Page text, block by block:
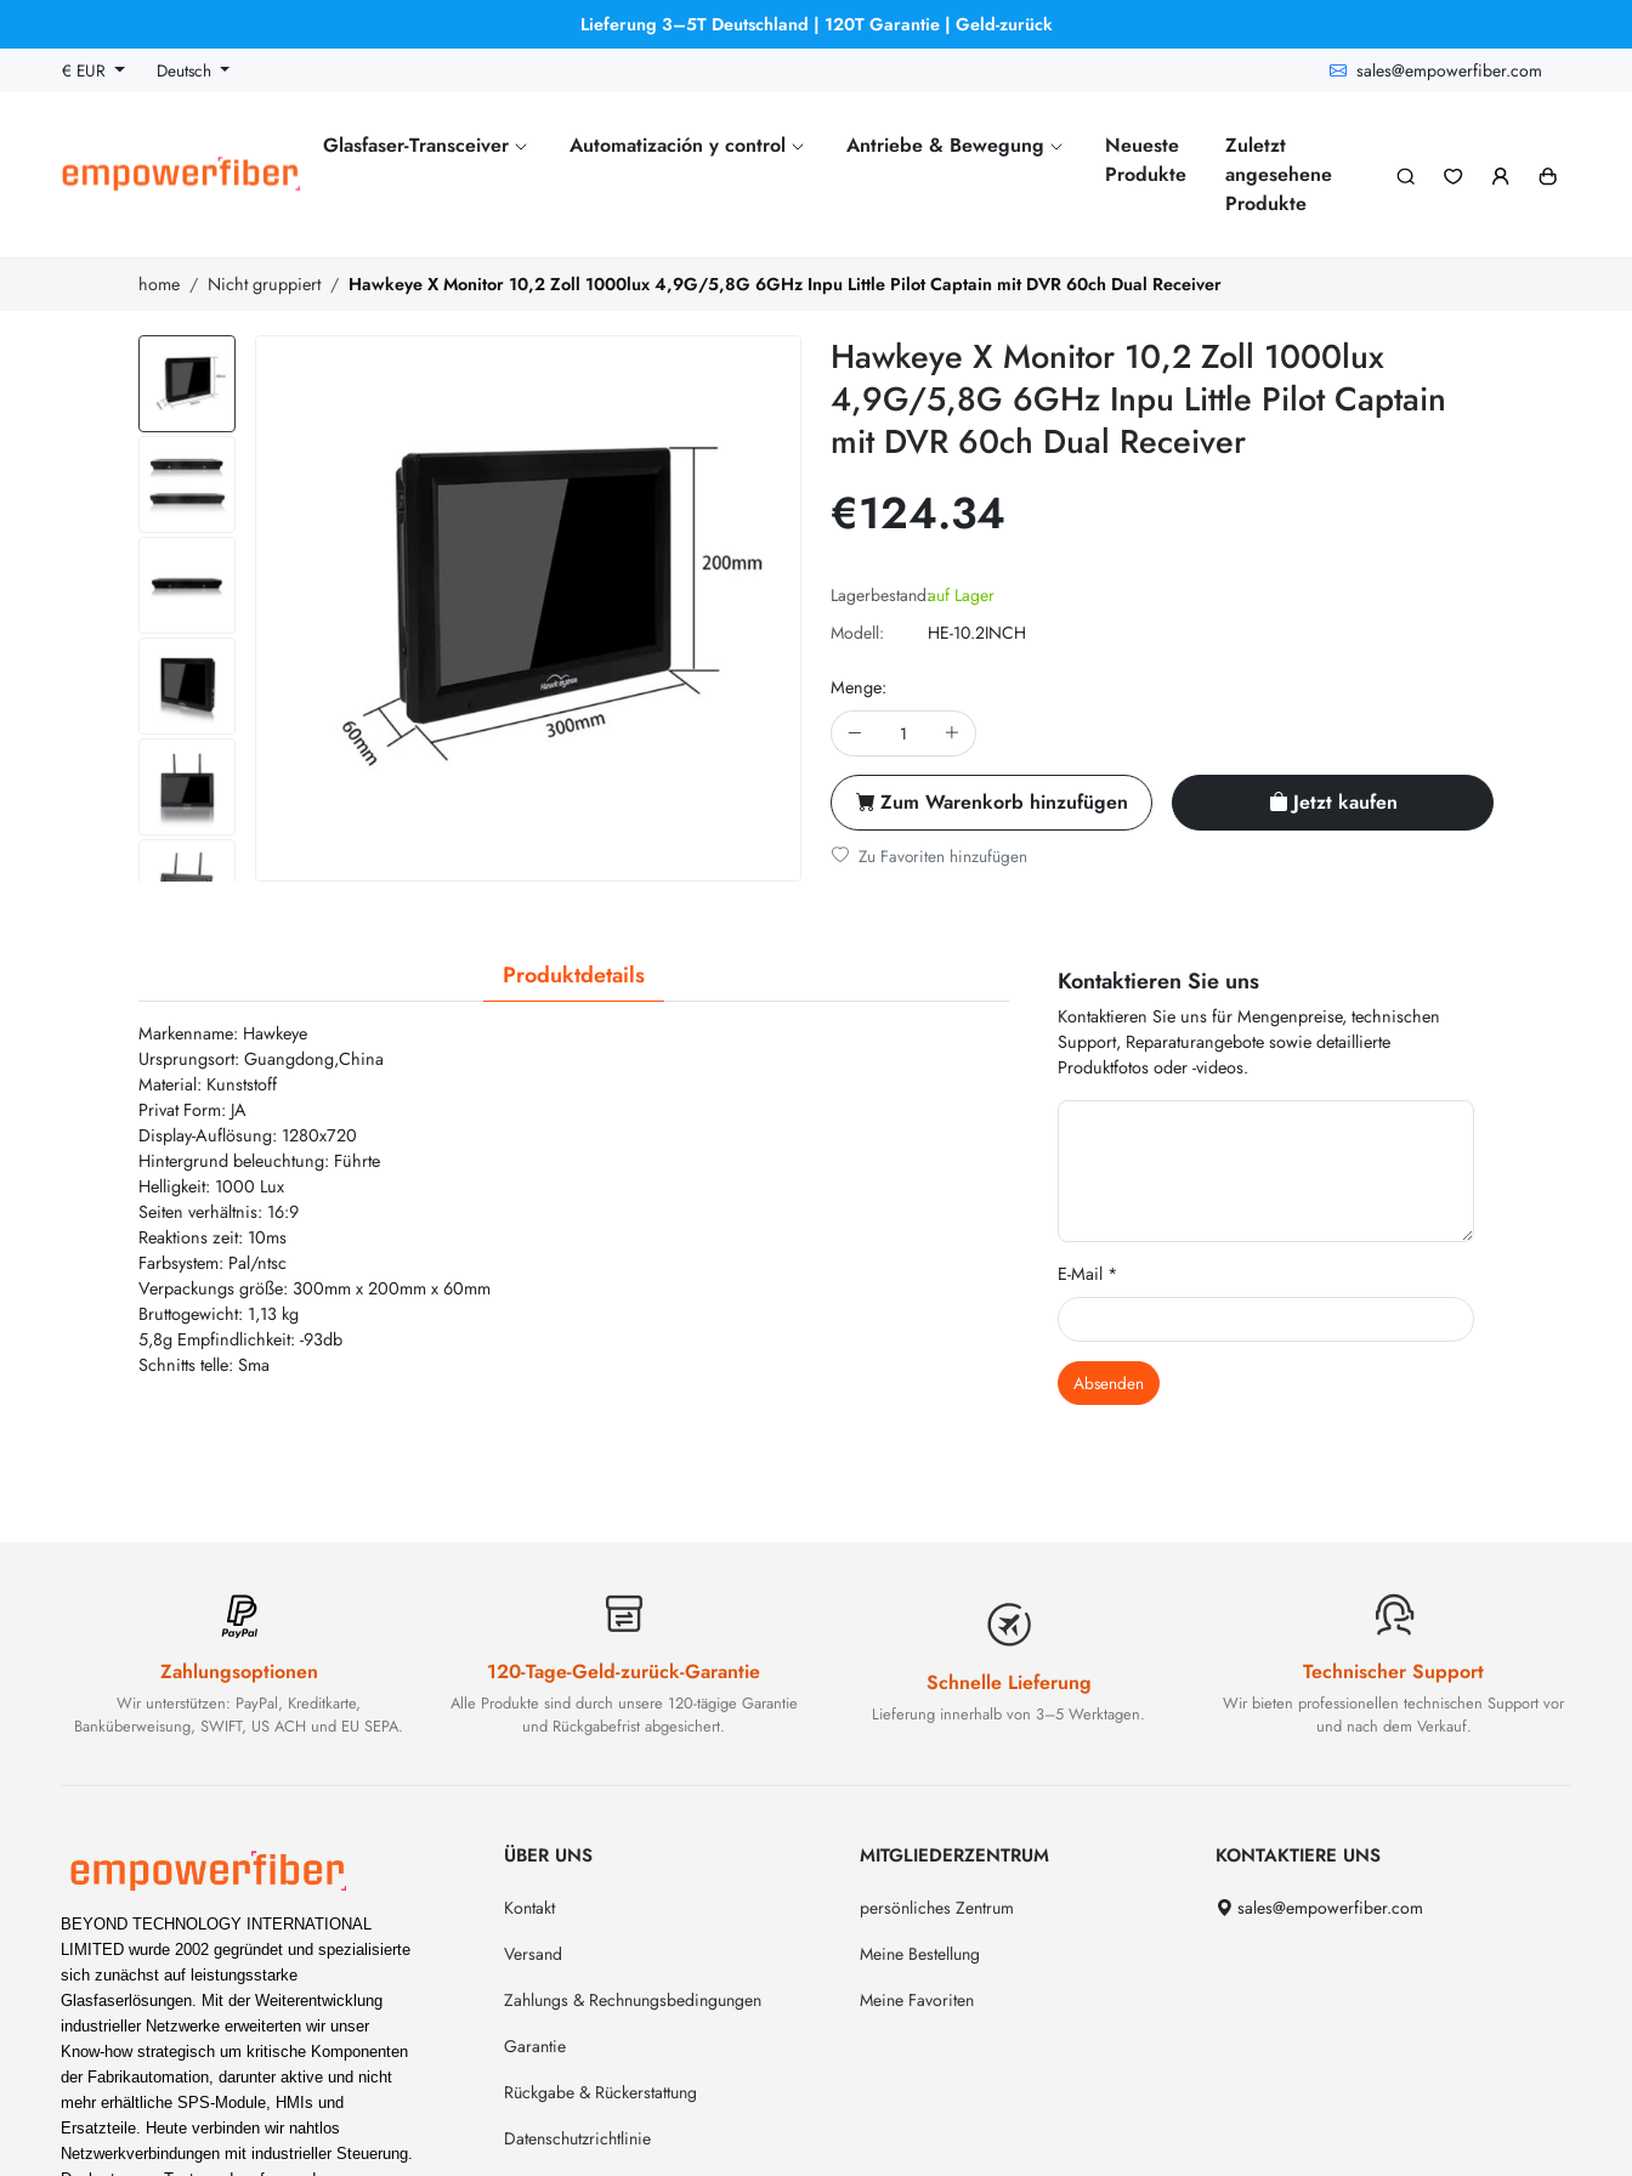
Lieferung 3–5T Deutschland | 120T Garantie | Geld-zurück
€ EUR
Deutsch sales@empowerfiber.com
Glasfaser-Transceiver Automatización y control Antriebe & Bewegung
Neueste
Produkte
Zuletzt
angesehene
Produkte
home Nicht gruppiert Hawkeye X Monitor 10,2 Zoll 1000lux 4,9G/5,8G 6GHz Inpu Little Pilot Captain mit DVR 60ch Dual Receiver
Hawkeye X Monitor 10,2 Zoll 1000lux
4,9G/5,8G 6GHz Inpu Little Pilot Captain
mit DVR 60ch Dual Receiver
€124.34
Lagerbestand:auf Lager
Modell:
HE-10.2INCH
Menge:
Zum Warenkorb hinzufügen Jetzt kaufen
Zu Favoriten hinzufügen
Produktdetails
Markenname: Hawkeye
Ursprungsort: Guangdong,China
Material: Kunststoff
Privat Form: JA
Display-Auflösung: 1280x720
Hintergrund beleuchtung: Führte
Helligkeit: 1000 Lux
Seiten verhältnis: 16:9
Reaktions zeit: 10ms
Farbsystem: Pal/ntsc
Verpackungs größe: 300mm x 200mm x 60mm
Bruttogewicht: 1,13 kg
5,8g Empfindlichkeit: -93db
Schnitts telle: Sma
Kontaktieren Sie uns
Kontaktieren Sie uns für Mengenpreise, technischen
Support, Reparaturangebote sowie detaillierte
Produktfotos oder -videos.
E-Mail *
Absenden
Zahlungsoptionen
Wir unterstützen: PayPal, Kreditkarte,
Banküberweisung, SWIFT, US ACH und EU SEPA.
120-Tage-Geld-zurück-Garantie
Alle Produkte sind durch unsere 120-tägige Garantie
und Rückgabefrist abgesichert.
Schnelle Lieferung
Lieferung innerhalb von 3–5 Werktagen.
Technischer Support
Wir bieten professionellen technischen Support vor
und nach dem Verkauf.
BEYOND TECHNOLOGY INTERNATIONAL
LIMITED wurde 2002 gegründet und spezialisierte
sich zunächst auf leistungsstarke
Glasfaserlösungen. Mit der Weiterentwicklung
industrieller Netzwerke erweiterten wir unser
Know-how strategisch um kritische Komponenten
der Fabrikautomation, darunter aktive und nicht
mehr erhältliche SPS-Module, HMIs und
Ersatzteile. Heute verbinden wir nahtlos
Netzwerkverbindungen mit industrieller Steuerung.
ÜBER UNS
Kontakt
Versand
Zahlungs & Rechnungsbedingungen
Garantie
Rückgabe & Rückerstattung
Datenschutzrichtlinie
MITGLIEDERZENTRUM
persönliches Zentrum
Meine Bestellung
Meine Favoriten
KONTAKTIERE UNS
sales@empowerfiber.com